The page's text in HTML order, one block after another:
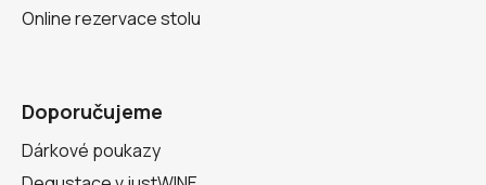
Online rezervace stolu
Doporučujeme
Dárkové poukazy